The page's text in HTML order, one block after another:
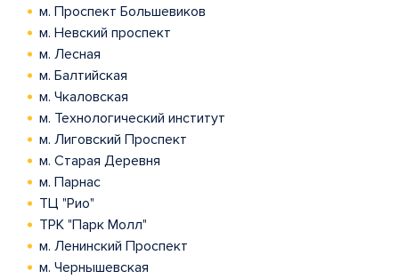
м. Проспект Большевиков
м. Невский проспект
м. Лесная
м. Балтийская
м. Чкаловская
м. Технологический институт
м. Лиговский Проспект
м. Старая Деревня
м. Парнас
ТЦ "Рио"
ТРК "Парк Молл"
м. Ленинский Проспект
м. Чернышевская